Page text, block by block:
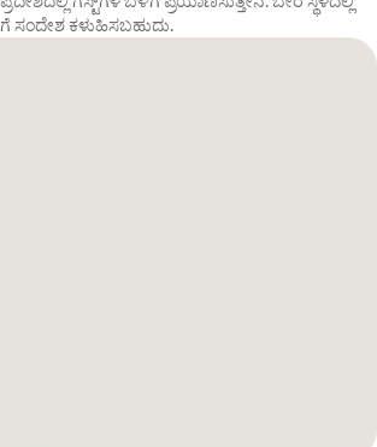
ಸಂದೇಶ ಕಳುಹಿಸಬಹುದು.